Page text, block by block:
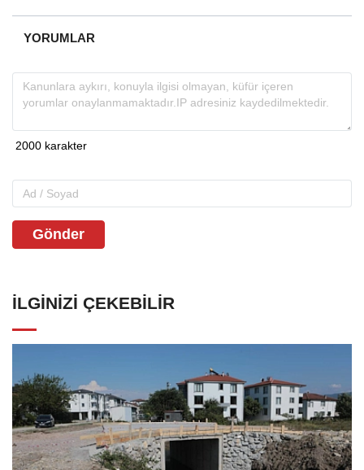
YORUMLAR
Gönder
İLGINIZI ÇEKEBILIR